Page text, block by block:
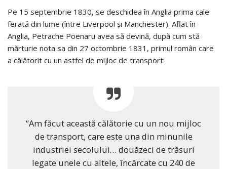
Pe 15 septembrie 1830, se deschidea în Anglia prima cale
ferată din lume (între Liverpool și Manchester). Aflat în
Anglia, Petrache Poenaru avea să devină, după cum stă
mărturie nota sa din 27 octombrie 1831, primul român care
a călătorit cu un astfel de mijloc de transport:
“Am făcut această călătorie cu un nou mijloc
de transport, care este una din minunile
industriei secolului… douăzeci de trăsuri
legate unele cu altele, încărcate cu 240 de